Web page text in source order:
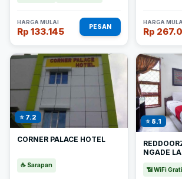
HARGA MULAI
Rp 133.145 PESAN
HARGA
Rp
⭐ 7.2
CORNER PALACE HOTEL
☕ Sarapan
⭐ 8.1
NGADE
📶 WiFi